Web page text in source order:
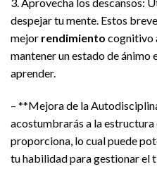
3. Aprovecha los descansos:
despejar tu mente. Estos
mejor rendimiento cognitivo
mantener un estado de
aprender.
– **Mejora de la
acostumbrarás a la
proporciona, lo cual puede
tu habilidad para gestionar el